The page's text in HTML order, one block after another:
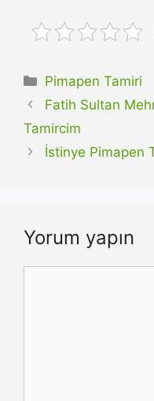
Kategoriler
Pimapen Tamiri
Fatih Sultan
Tamircim
İstinye Pimapen
Yorum yapın